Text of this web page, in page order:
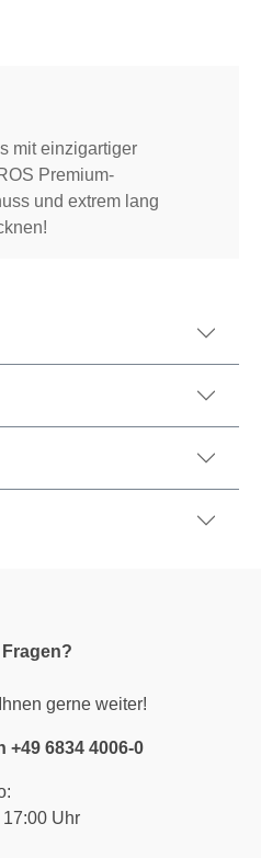
mit einzigartiger
Premium-
und extrem lang
gerne weiter!
+49 6834 4006-0
Uhr